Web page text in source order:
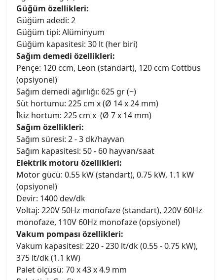
Güğüm özellikleri:
Güğüm adedi: 2
Güğüm tipi: Alüminyum
Güğüm kapasitesi: 30 lt (her biri)
Sağım demedi özellikleri:
Pençe: 120 ccm, Leon (standart), 120 ccm Cottbus
(opsiyonel)
Sağım demedi ağırlığı: 625 gr (~)
Süt hortumu: 225 cm x (Ø 14 x 24 mm)
İkiz hortum: 225 cm x (Ø 7 x 14 mm)
Sağım özellikleri:
Sağım süresi: 2 - 3 dk/hayvan
Sağım kapasitesi: 50 - 60 hayvan/saat
Elektrik motoru özellikleri:
Motor gücü: 0.55 kW (standart), 0.75 kW, 1.1 kW
(opsiyonel)
Devir: 1400 dev/dk
Voltaj: 220V 50Hz monofaze (standart), 220V 60Hz
monofaze, 110V 60Hz monofaze (opsiyonel)
Vakum pompası özellikleri:
Vakum kapasitesi: 220 - 230 lt/dk (0.55 - 0.75 kW),
375 lt/dk (1.1 kW)
Palet ölçüsü: 70 x 43 x 4.9 mm